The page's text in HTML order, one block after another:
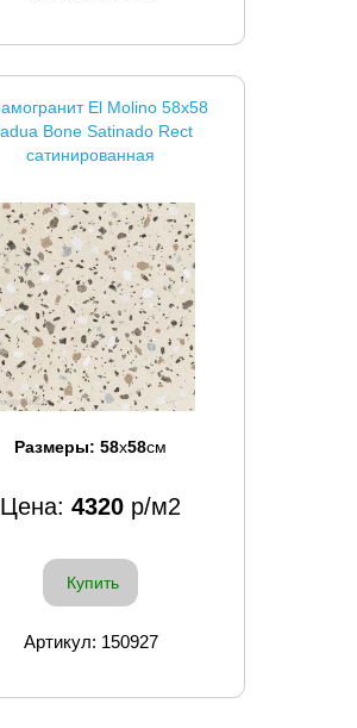
El Molino 58x58
Bone Satinado Rect
сатинированная
Размеры: 58x58см
Цена: 4320 р/м2
Купить
Артикул: 150927